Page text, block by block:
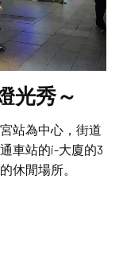
光秀～
站為中心，街道
車站的i-大廈的3
休閒場所。